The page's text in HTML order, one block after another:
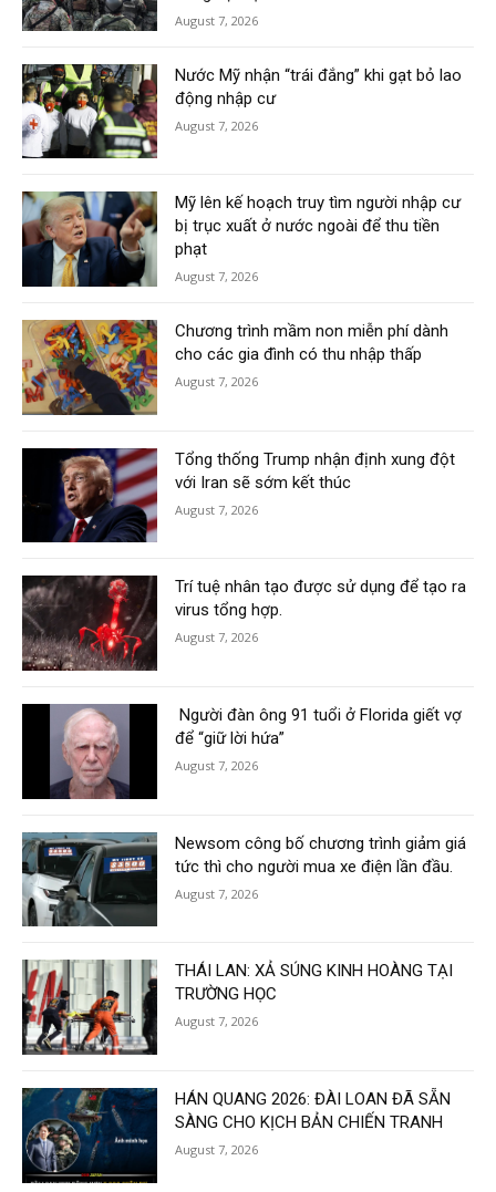
August 7, 2026
Nước Mỹ nhận “trái đắng” khi gạt bỏ lao
động nhập cư
August 7, 2026
Mỹ lên kế hoạch truy tìm người nhập cư
bị trục xuất ở nước ngoài để thu tiền
phạt
August 7, 2026
Chương trình mầm non miễn phí dành
cho các gia đình có thu nhập thấp
August 7, 2026
Tổng thống Trump nhận định xung đột
với Iran sẽ sớm kết thúc
August 7, 2026
Trí tuệ nhân tạo được sử dụng để tạo ra
virus tổng hợp.
August 7, 2026
Người đàn ông 91 tuổi ở Florida giết vợ
để “giữ lời hứa”
August 7, 2026
Newsom công bố chương trình giảm giá
tức thì cho người mua xe điện lần đầu.
August 7, 2026
THÁI LAN: XẢ SÚNG KINH HOÀNG TẠI
TRƯỜNG HỌC
August 7, 2026
HÁN QUANG 2026: ĐÀI LOAN ĐÃ SẴN
SÀNG CHO KỊCH BẢN CHIẾN TRANH
August 7, 2026